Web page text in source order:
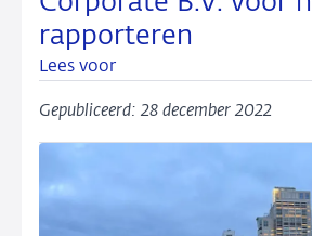
rapporteren
Lees voor
Gepubliceerd: 28 december 2022